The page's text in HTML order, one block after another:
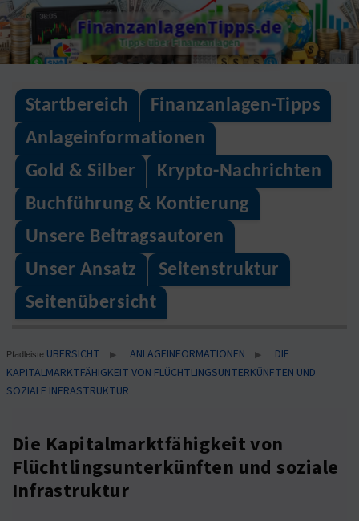
Skip
to
content
FinanzanlagenTipps.de
Tipps über Finanzanlagen
Startbereich
Finanzanlagen-Tipps
Anlageinformationen
Gold & Silber
Krypto-Nachrichten
Buchführung & Kontierung
Unsere Beitragsautoren
Unser Ansatz
Seitenstruktur
Seitenübersicht
Pfadleiste ÜBERSICHT ▶ ANLAGEINFORMATIONEN ▶
DIE
KAPITALMARKTFÄHIGKEIT VON FLÜCHTLINGSUNTERKÜNFTEN UND
SOZIALE INFRASTRUKTUR
Die Kapitalmarktfähigkeit von
Flüchtlingsunterkünften und soziale
Infrastruktur